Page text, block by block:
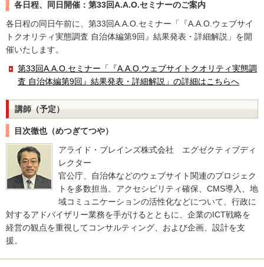
各日程、同日開催：第33回A.A.O.セミナーのご案内
各日程の同日午前に、第33回A.A.O.セミナー「『A.A.O.ウェブサイ
トクオリティ実態調査 自治体編第9回』結果発表・詳細解説」を開
催いたします。
第33回A.A.O.セミナー「『A.A.O.ウェブサイトクオリティ実態調
査 自治体編第9回』結果発表・詳細解説」の詳細はこちらへ
講師（予定）
目次徹也（めつぎてつや）
アライド・ブレインズ株式会社 エグゼクティブディ
レクター
官公庁、自治体などのウェブサイト関連のプロジェク
トを多数担当。アクセシビリティ確保、CMS導入、地
域コミュニケーションの活性化などについて、行政に
対するアドバイザリー業務を手がけるとともに、企業のICT戦略を
経営の観点を重視してコンサルティング、および企画、設計を支
援。